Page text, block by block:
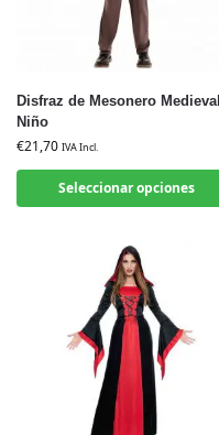
Disfraz de Mesonero Medieval
Niño
€21,70 IVA Incl.
Seleccionar opciones